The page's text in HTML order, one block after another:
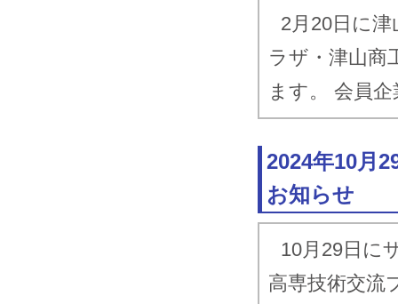
2019.1.25
津
連
2018.9.28
津
連
2018.7.4
津
2018.4.25 津
2018.2.22
津
連
2月20日に
ラザ・津山商
ます。 会員
2024年10月
お知らせ
10月29日に
高専技術交流